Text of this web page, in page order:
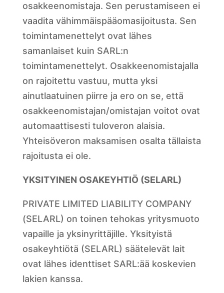
osakkeenomistaja. Sen perustamiseen ei
vaadita vähimmäispääomasijoitusta. Sen
toimintamenettelyt ovat lähes
samanlaiset kuin SARL:n
toimintamenettelyt. Osakkeenomistajalla
on rajoitettu vastuu, mutta yksi
ainutlaatuinen piirre ja ero on se, että
osakkeenomistajan/omistajan voitot ovat
automaattisesti tuloveron alaisia.
Yhteisöveron maksamisen osalta tällaista
rajoitusta ei ole.
YKSITYINEN OSAKEYHTIÖ (SELARL)
PRIVATE LIMITED LIABILITY COMPANY
(SELARL) on toinen tehokas yritysmuoto
vapaille ja yksinyrittäjille. Yksityistä
osakeyhtiötä (SELARL) säätelevät lait
ovat lähes identtiset SARL:ää koskevien
lakien kanssa.